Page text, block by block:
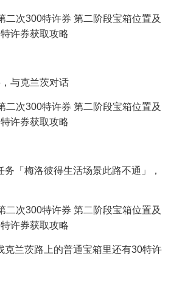
与克兰茨对话
务「梅洛彼得生活场景此路不通」，
克兰茨路上的普通宝箱里还有30特许